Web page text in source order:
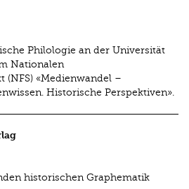
Philologie an der Universität
Nationalen
(NFS) «Medienwandel –
Historische Perspektiven».
historischen Graphematik